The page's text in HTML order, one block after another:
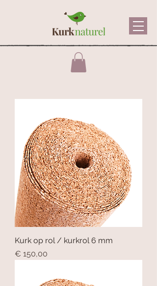
Kurk op rol / kurkrol 6 mm
Prijs
€ 150,00